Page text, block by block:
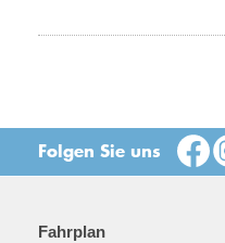
Folgen Sie uns
Fahrplan